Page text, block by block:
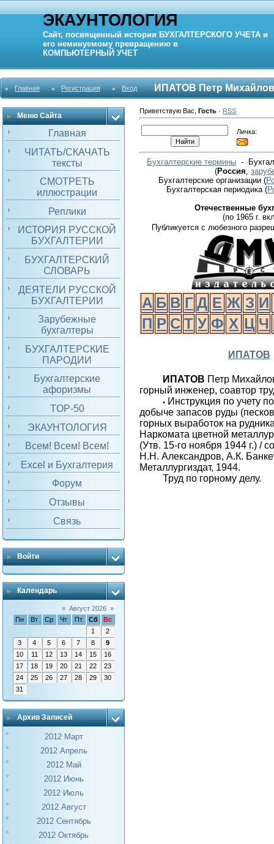
ЭКАУНТОЛОГИЯ
Сайт, посвященный истории БУХГАЛТЕРСКОГО УЧЕТА и
его неминуемому превращению в
КОМПЬЮТЕРНЫЙ УЧЕТ
Главная Регистрация Вход ИПАТОВ Петр
Меню Сайта
Главная
ЧИТАТЬ/СКАЧАТЬ
тексты
СМОТРЕТЬ
иллюстрации
Реплики
ИСТОРИЯ РУССКОЙ
БУХГАЛТЕРИИ
БУХГАЛТЕРСКИЙ
СЛОВАРЬ
ДЕЯТЕЛИ РУССКОЙ
БУХГАЛТЕРИИ
Зарубежные
бухгалтеры
БУХГАЛТЕРСКИЕ
ПАРОДИИ
Бухгалтерские
афоризмы
TOP-50
ЭКАУНТОЛОГИЯ
Всем! Всем! Всем!
Excel и Бухгалтерия
Форум
Отзывы
Связь
Войти
Календарь
« Август 2026 »
Пн
Вт Ср Чт Пт Сб
Вс
1
2
3
4 5 6 7 8
9
10
11 12 13 14 15
16
17
18 19 20 21 22
23
24
25 26 27 28 29
30
31
Архив Записей
2012 Март
2012 Апрель
2012 Май
2012 Июнь
2012 Июль
2012 Август
2012 Сентябрь
2012 Октябрь
Приветствую Вас ,Гость · RSS
Личка:
Бухгалтерские термины -
(Россия
Бухгалтерские организации (
Бухгалтерская периодика(
Отечественные
(по 1965 г.
Публикуется с любезного
А Б В Г Д Е Ж З И
П Р С Т У Ф Х Ц Ч
ИПАТОВ
ИПАТОВ Петр
горный инженер, соавтор
• Инструкция по учету
добыче запасов руды
горных выработок на
Наркомата цветной
(Утв. 15-го ноября 1944 г.) /
Н.Н. Александров, А.К.
Металлургиздат, 1944.
Труд по горному делу.